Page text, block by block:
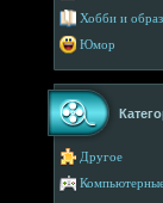
Хобби и
Юмор
Другое